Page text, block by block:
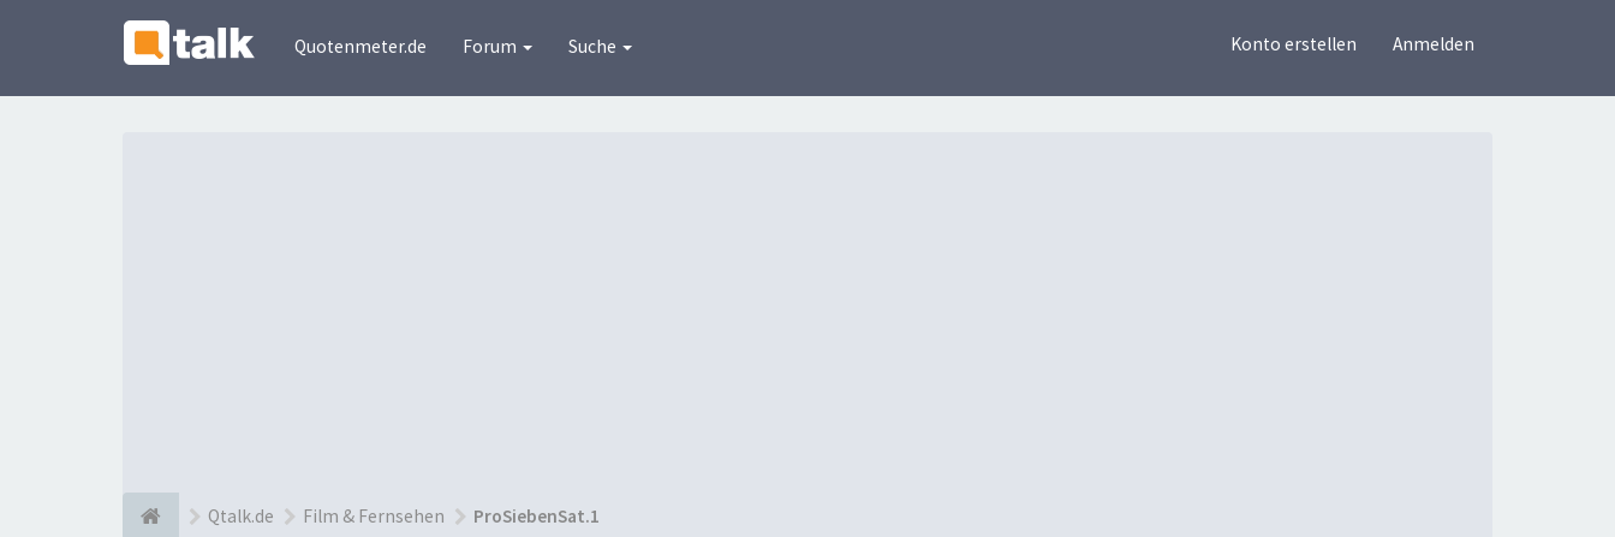
Quotenmeter.de Forum Suche Konto erstellen Anmelden
Qtalk.de Film & Fernsehen ProSiebenSat.1